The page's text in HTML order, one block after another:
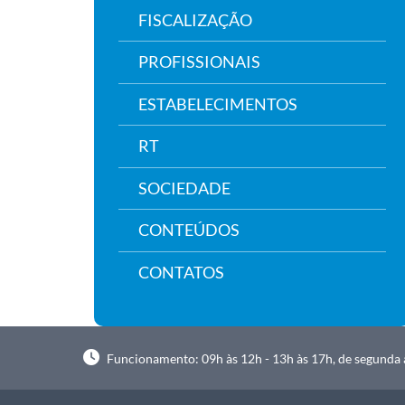
FISCALIZAÇÃO
PROFISSIONAIS
ESTABELECIMENTOS
RT
SOCIEDADE
CONTEÚDOS
CONTATOS
Funcionamento: 09h às 12h - 13h às 17h, de